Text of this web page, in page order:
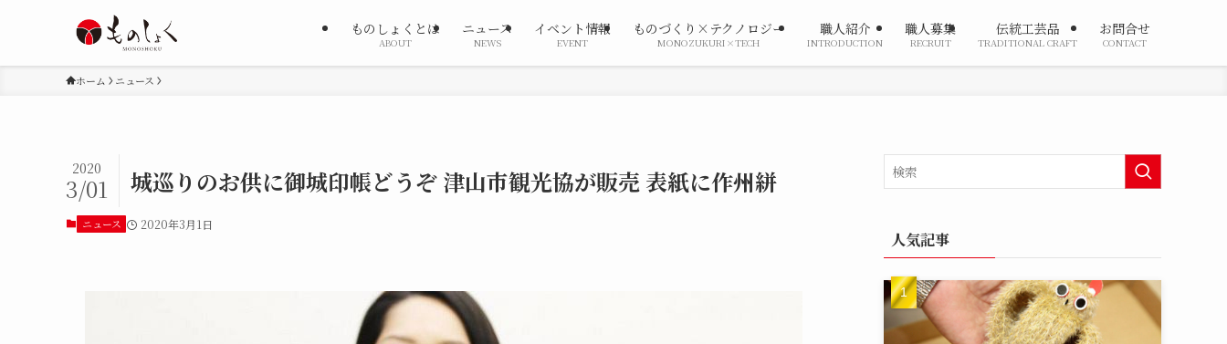
ものしょくとは
ABOUT
ニュース
NEWS
イベント情報
EVENT
ものづくり×テクノロジー
MONOZUKURI×TECH
職人紹介
INTRODUCTION
職人募集
RECRUIT
伝統工芸品
TRADITIONAL CRAFT
お問合せ
CONTACT
ホーム ニュース
城巡りのお供に御城印帳どうぞ 津山市観光協が販売 表紙に作州絣
2020
3/01
ニュース 2020年3月1日
人気記事